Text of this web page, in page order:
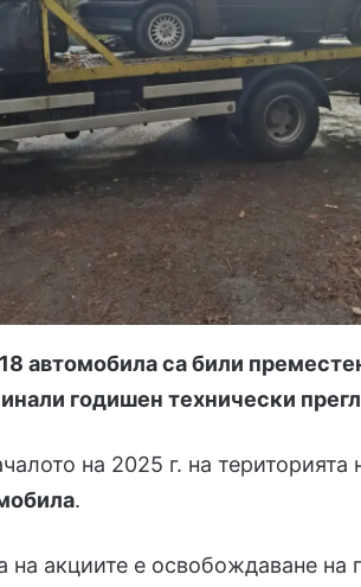
18 автомобила са били
годишен технически
на 2025 г. на
.
на акциите е освобождаване